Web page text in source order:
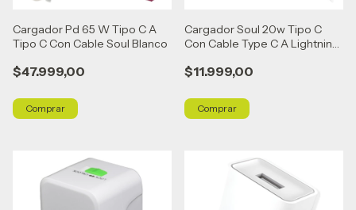
Cargador Pd 65 W Tipo C A
Tipo C Con Cable Soul Blanco
$47.999,00
Cargador Soul 20w Tipo C
Con Cable Type C A Lightning
$11.999,00